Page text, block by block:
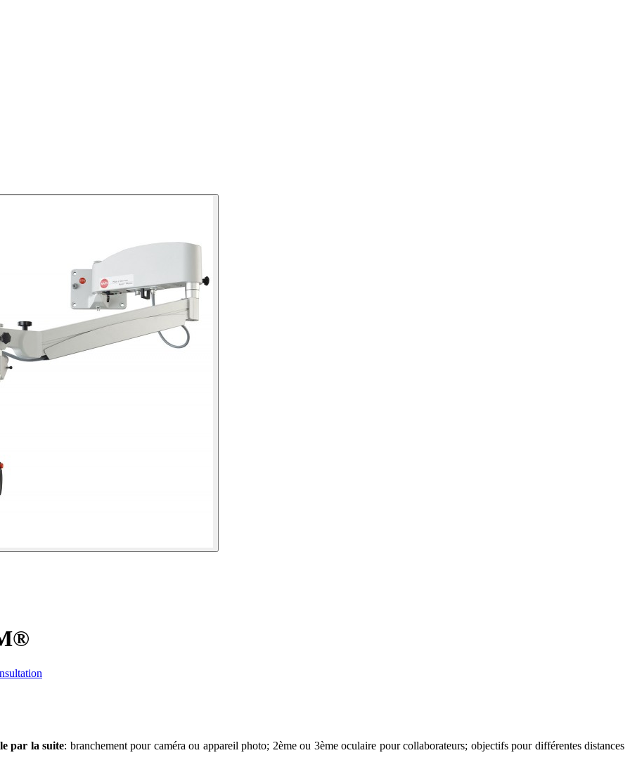
par la suite: branchement pour caméra ou appareil photo; 2ème ou 3ème oculaire pour collaborateurs; objectifs pour différentes distances